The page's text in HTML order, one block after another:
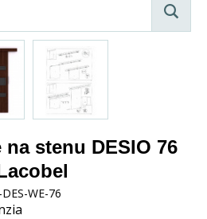
stenu DESIO 76
WE-76